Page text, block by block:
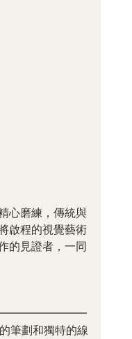
心磨練，傳統與
啟程的視覺藝術
的見證者，一同
筆劃和獨特的線